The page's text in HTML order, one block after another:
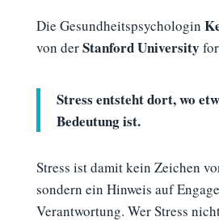
Die Gesundheitspsychologin
von derStanford University
Stress entsteht dort, wo
Bedeutung ist.
Stress ist damit kein Zeichen
sondern ein Hinweis auf
Verantwortung. Wer Stress